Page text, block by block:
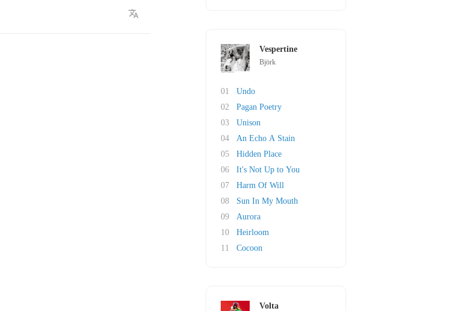
Vespertine
Björk
01
Undo
02
Pagan Poetry
03
Unison
04
An Echo A Stain
05
Hidden Place
06
It's Not Up to You
07
Harm Of Will
08
Sun In My Mouth
09
Aurora
10
Heirloom
11
Cocoon
Volta